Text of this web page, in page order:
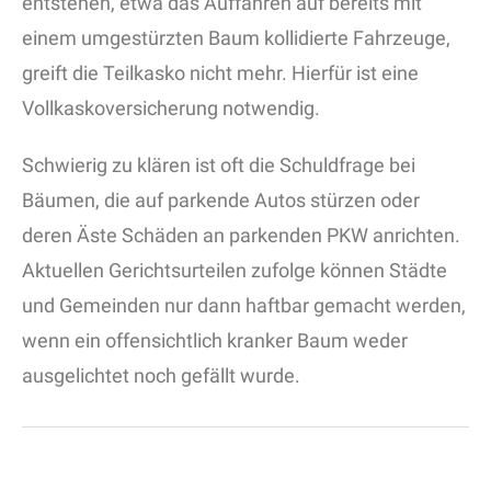
einem umgestürzten Baum kollidierte Fahrzeuge,
greift die Teilkasko nicht mehr. Hierfür ist eine
Vollkaskoversicherung notwendig.
Schwierig zu klären ist oft die Schuldfrage bei
Bäumen, die auf parkende Autos stürzen oder
deren Äste Schäden an parkenden PKW anrichten.
Aktuellen Gerichtsurteilen zufolge können Städte
und Gemeinden nur dann haftbar gemacht werden,
wenn ein offensichtlich kranker Baum weder
ausgelichtet noch gefällt wurde.